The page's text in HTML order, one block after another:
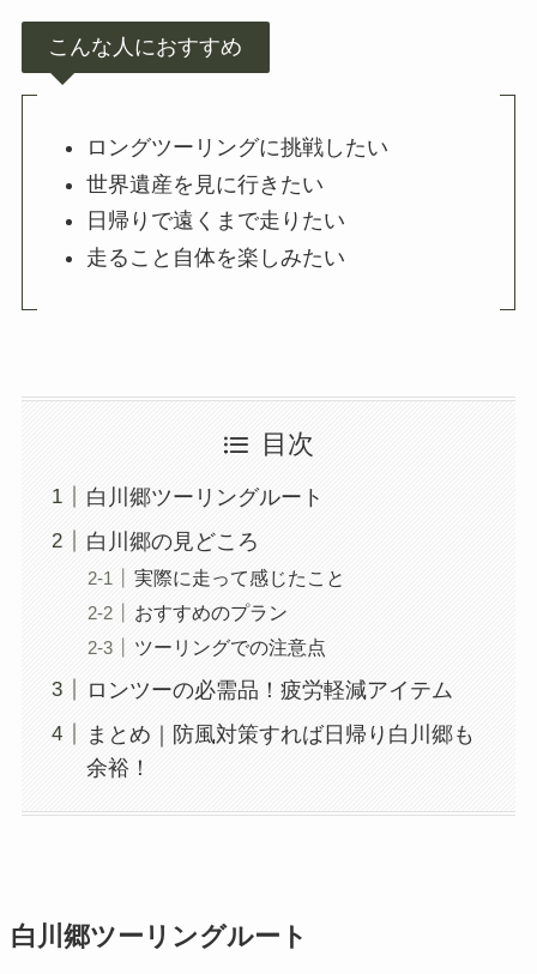
こんな人におすすめ
ロングツーリングに挑戦したい
世界遺産を見に行きたい
日帰りで遠くまで走りたい
走ること自体を楽しみたい
目次
白川郷ツーリングルート
白川郷の見どころ
実際に走って感じたこと
おすすめのプラン
ツーリングでの注意点
ロンツーの必需品！疲労軽減アイテム
まとめ｜防風対策すれば日帰り白川郷も
余裕！
白川郷ツーリングルート